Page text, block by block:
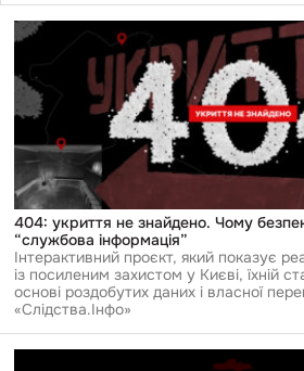
Перейти
до
публікації
укриття
знайдено.
безпека
киян
це
“службова
інформація”
404: укриття не знайдено. Чому
“службова інформація”
Інтерактивний проєкт, який показує
із посиленим захистом у Києві, їхній
основі роздобутих даних і власної
«Слідства.Інфо»
Перейти